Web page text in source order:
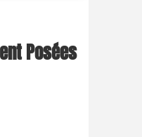
Posées